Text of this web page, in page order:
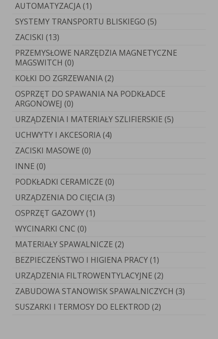
AUTOMATYZACJA (1)
SYSTEMY TRANSPORTU BLISKIEGO (5)
ZACISKI (13)
PRZEMYSŁOWE NARZĘDZIA MAGNETYCZNE
MAGSWITCH (0)
KOŁKI DO ZGRZEWANIA (2)
OSPRZĘT DO SPAWANIA NA PODKŁADCE
ARGONOWEJ (0)
URZĄDZENIA I MATERIAŁY SZLIFIERSKIE (5)
UCHWYTY I AKCESORIA (4)
ZACISKI MASOWE (0)
INNE (0)
PODKŁADKI CERAMICZE (0)
URZĄDZENIA DO CIĘCIA (3)
OSPRZĘT GAZOWY (1)
WYCINARKI CNC (0)
MATERIAŁY SPAWALNICZE (2)
BEZPIECZEŃSTWO I HIGIENA PRACY (1)
URZĄDZENIA FILTROWENTYLACYJNE (2)
ZABUDOWA STANOWISK SPAWALNICZYCH (3)
SUSZARKI I TERMOSY DO ELEKTROD (2)